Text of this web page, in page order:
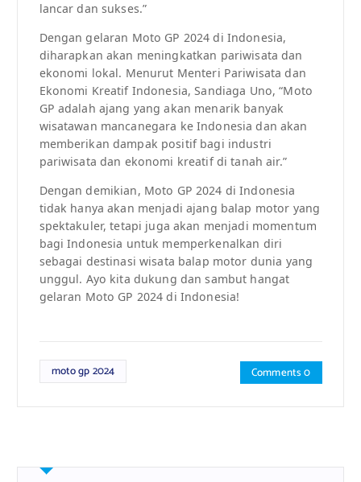
lancar dan sukses.”
Dengan gelaran Moto GP 2024 di Indonesia,
diharapkan akan meningkatkan pariwisata dan
ekonomi lokal. Menurut Menteri Pariwisata dan
Ekonomi Kreatif Indonesia, Sandiaga Uno, “Moto
GP adalah ajang yang akan menarik banyak
wisatawan mancanegara ke Indonesia dan akan
memberikan dampak positif bagi industri
pariwisata dan ekonomi kreatif di tanah air.”
Dengan demikian, Moto GP 2024 di Indonesia
tidak hanya akan menjadi ajang balap motor yang
spektakuler, tetapi juga akan menjadi momentum
bagi Indonesia untuk memperkenalkan diri
sebagai destinasi wisata balap motor dunia yang
unggul. Ayo kita dukung dan sambut hangat
gelaran Moto GP 2024 di Indonesia!
moto gp 2024 Comments 0